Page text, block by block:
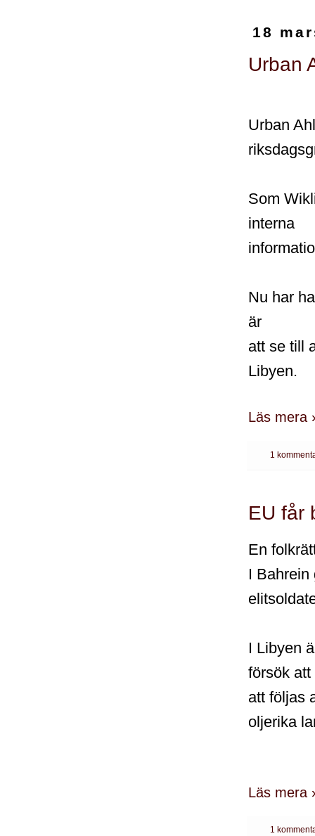
18
Urban
Urban
Som
interna
Nu har
är
att se till
Libyen.
Läs mera
1
EU får
En
I Bahrein
I Libyen
försök
att följas
oljerika
Läs mera
1